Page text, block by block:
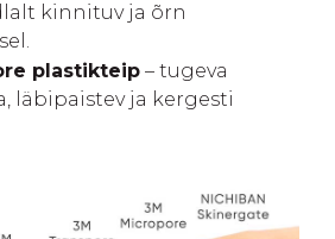
kinnituv ja õrn
plastikteip – tugeva
läbipaistev ja kergesti